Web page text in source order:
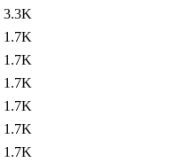
3.3K
1.7K
1.7K
1.7K
1.7K
1.7K
1.7K